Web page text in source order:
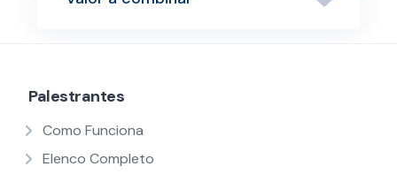
Palestrantes
Como Funciona
Elenco Completo